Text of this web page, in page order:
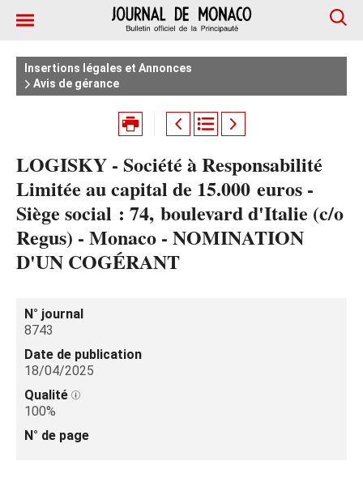
Insertions légales et Annonces
Avis de gérance
LOGISKY - Société à Responsabilité
Limitée au capital de 15.000 euros -
Siège social : 74, boulevard d'Italie (c/o
Regus) - Monaco - NOMINATION
D'UN COGÉRANT
N° journal
8743
Date de publication
18/04/2025
Qualité
100%
N° de page